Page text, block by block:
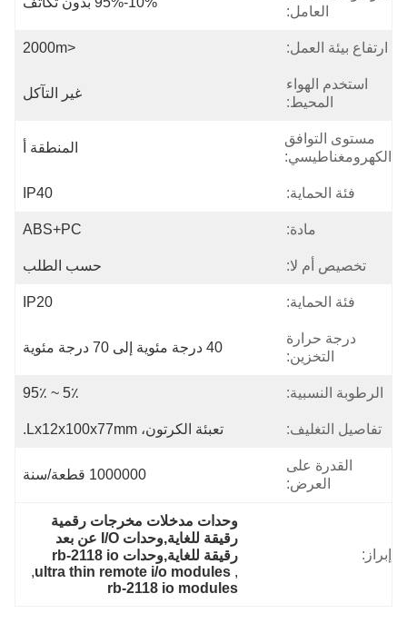
العامل:
ارتفاع بيئة العمل: <2000m
استخدم الهواء
المحيط:
غير التآكل
مستوى التوافق
الكهرومغناطيسي:
المنطقة أ
فئة الحماية: IP40
مادة: ABS+PC
تخصيص أم لا: حسب الطلب
فئة الحماية: IP20
درجة حرارة
التخزين:
40 درجة مئوية إلى 70 درجة مئوية
الرطوبة النسبية: 5٪ ~ 95٪
تفاصيل التغليف: تعبئة الكرتون، Lx12x100x77mm.
القدرة على
العرض:
1000000 قطعة/سنة
إبراز:
وحدات مدخلات مخرجات رقمية
رقيقة للغاية,وحدات I/O عن بعد
رقيقة للغاية,وحدات rb-2118 io
,
ultra thin remote i/o modules
,
rb-2118 io modules